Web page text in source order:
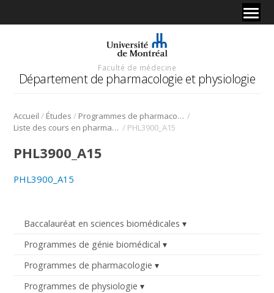
Faculté de médecine
Département de pharmacologie et physiologie
Accueil / Études / Programmes de pharmacologie /
Liste des cours en pharmacologie / PHL3900_A15
Baccalauréat en sciences biomédicales
Programmes de génie biomédical
Programmes de pharmacologie
Programmes de physiologie
PHL3900_A15
PHL3900_A15